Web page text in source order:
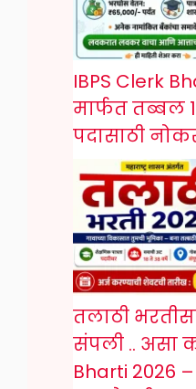
IBPS Clerk
मार्फत तब्बल
पदासाठी
तलाठी
संपली .. असा
Bharti 2026